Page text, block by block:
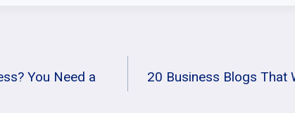
You Need a
20 Business Blogs That